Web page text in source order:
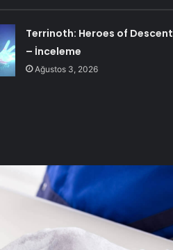
Terrinoth: Heroes of Descent
– İnceleme
Ağustos 3, 2026